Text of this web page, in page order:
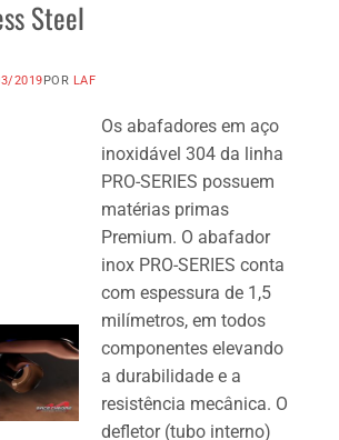
Steel
2019POR LAF
Os abafadores em aço
inoxidável 304 da linha
PRO-SERIES possuem
matérias primas
Premium. O abafador
inox PRO-SERIES conta
com espessura de 1,5
milímetros, em todos
componentes elevando
a durabilidade e a
resistência mecânica. O
defletor (tubo interno)